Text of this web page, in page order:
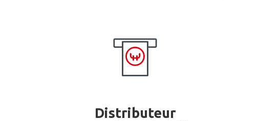
Distributeur